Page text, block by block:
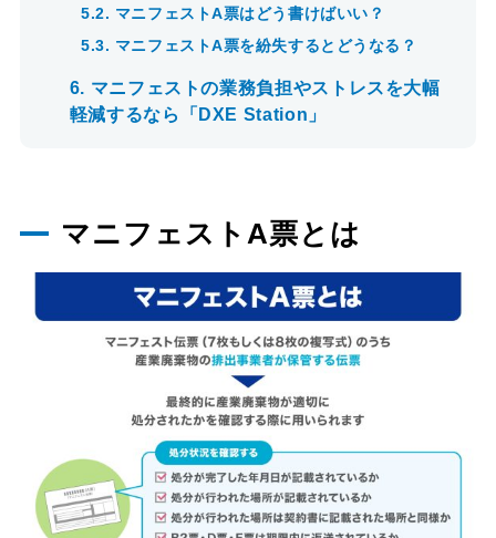
5.2. マニフェストA票はどう書けばいい？
5.3. マニフェストA票を紛失するとどうなる？
6. マニフェストの業務負担やストレスを大幅
軽減するなら「DXE Station」
マニフェストA票とは